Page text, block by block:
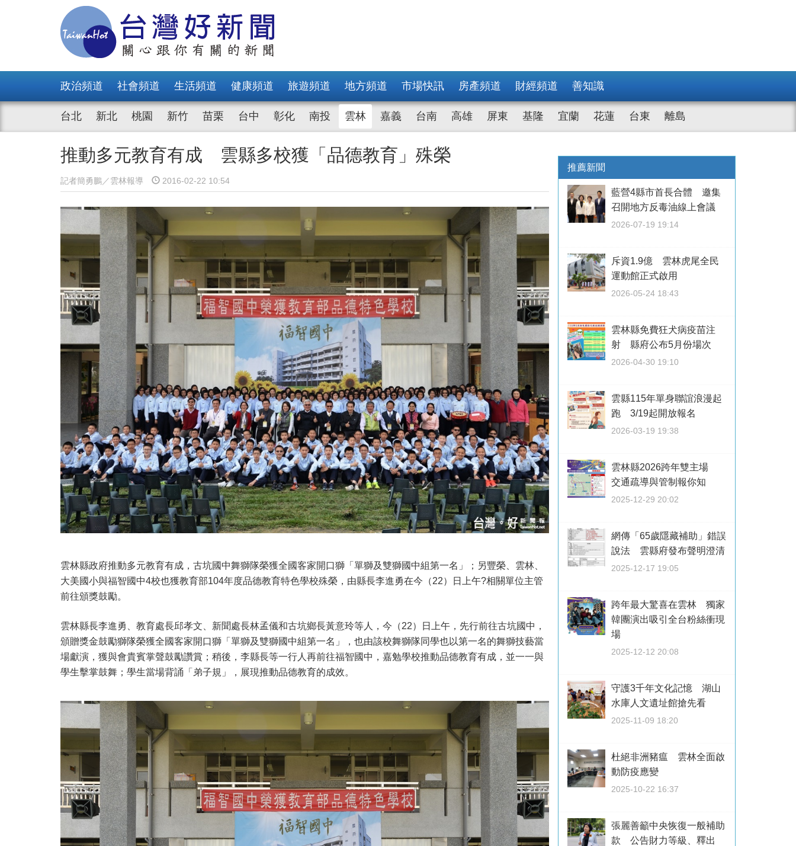
政治頻道 社會頻道 生活頻道 健康頻道 旅遊頻道 地方頻道 市場快訊 房產頻道 財經頻道 善知識
台北 新北 桃園 新竹 苗栗 台中 彰化 南投 雲林 嘉義 台南 高雄 屏東 基隆 宜蘭 花蓮 台東 離島
推動多元教育有成 雲縣多校獲「品德教育」殊榮
記者簡勇鵬／雲林報導 2016-02-22 10:54
雲林縣政府推動多元教育有成，古坑國中舞獅隊榮獲全國客家開口獅「單獅及雙獅國中組第一名」；另豐榮、雲林、
大美國小與福智國中4校也獲教育部104年度品德教育特色學校殊榮，由縣長李進勇在今（22）日上午?相關單位主管
前往頒獎鼓勵。
雲林縣長李進勇、教育處長邱孝文、新聞處長林孟儀和古坑鄉長黃意玲等人，今（22）日上午，先行前往古坑國中，
頒贈獎金鼓勵獅隊榮獲全國客家開口獅「單獅及雙獅國中組第一名」，也由該校舞獅隊同學也以第一名的舞獅技藝當
場獻演，獲與會貴賓掌聲鼓勵讚賞；稍後，李縣長等一行人再前往福智國中，嘉勉學校推動品德教育有成，並一一與
學生擊掌鼓舞；學生當場背誦「弟子規」，展現推動品德教育的成效。
推薦新聞
藍營4縣市首長合體 邀集
召開地方反毒油線上會議
2026-07-19 19:14
斥資1.9億 雲林虎尾全民
運動館正式啟用
2026-05-24 18:43
雲林縣免費狂犬病疫苗注
射 縣府公布5月份場次
2026-04-30 19:10
雲縣115年單身聯誼浪漫起
跑 3/19起開放報名
2026-03-19 19:38
雲林縣2026跨年雙主場
交通疏導與管制報你知
2025-12-29 20:02
網傳「65歲隱藏補助」錯誤
說法 雲縣府發布聲明澄清
2025-12-17 19:05
跨年最大驚喜在雲林 獨家
韓團演出吸引全台粉絲衝現
場
2025-12-12 20:08
守護3千年文化記憶 湖山
水庫人文遺址館搶先看
2025-11-09 18:20
杜絕非洲豬瘟 雲林全面啟
動防疫應變
2025-10-22 16:37
張麗善籲中央恢復一般補助
款 公告財力等級、釋出